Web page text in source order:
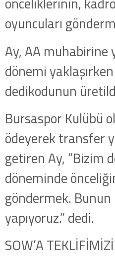
oyuncuları
Ay, AA muhabirine
dönemi
dedikodunun
Bursaspor Kulübü
ödeyerek transfer
getiren Ay, “Bizim
döneminde
göndermek.
yapıyoruz.” dedi.
SOW’A